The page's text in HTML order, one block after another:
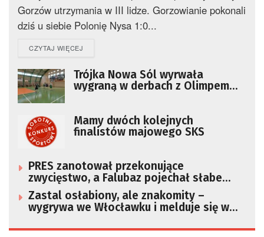
Gorzów utrzymania w III lidze. Gorzowianie pokonali
dziś u siebie Polonię Nysa 1:0...
CZYTAJ WIĘCEJ
Trójka Nowa Sól wyrwała
wygraną w derbach z Olimpem
Mamy dwóch kolejnych
finalistów majowego SKS
PRES zanotował przekonujące
zwycięstwo, a Falubaz pojechał słabe
zawody
Zastal osłabiony, ale znakomity –
wygrywa we Włocławku i melduje się w